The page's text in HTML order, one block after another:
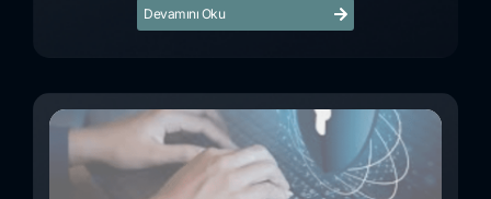
Devamını Oku